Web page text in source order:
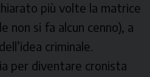
più volte la matrice
non si fa alcun cenno), a
criminale.
per diventare cronista